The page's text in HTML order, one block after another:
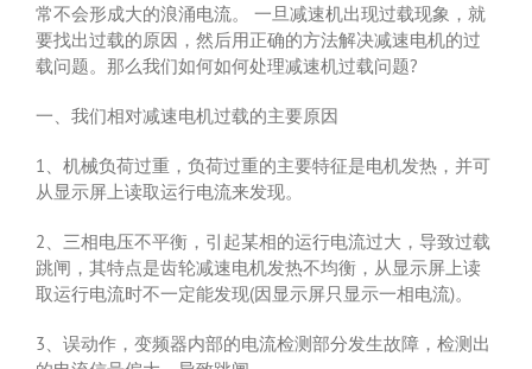
常不会形成大的浪涌电流。 一旦减速机出现过载现象，就
要找出过载的原因，然后用正确的方法解决减速电机的过
载问题。那么我们如何如何处理减速机过载问题?
一、我们相对减速电机过载的主要原因
1、机械负荷过重，负荷过重的主要特征是电机发热，并可
从显示屏上读取运行电流来发现。
2、三相电压不平衡，引起某相的运行电流过大，导致过载
跳闸，其特点是齿轮减速电机发热不均衡，从显示屏上读
取运行电流时不一定能发现(因显示屏只显示一相电流)。
3、误动作，变频器内部的电流检测部分发生故障，检测出